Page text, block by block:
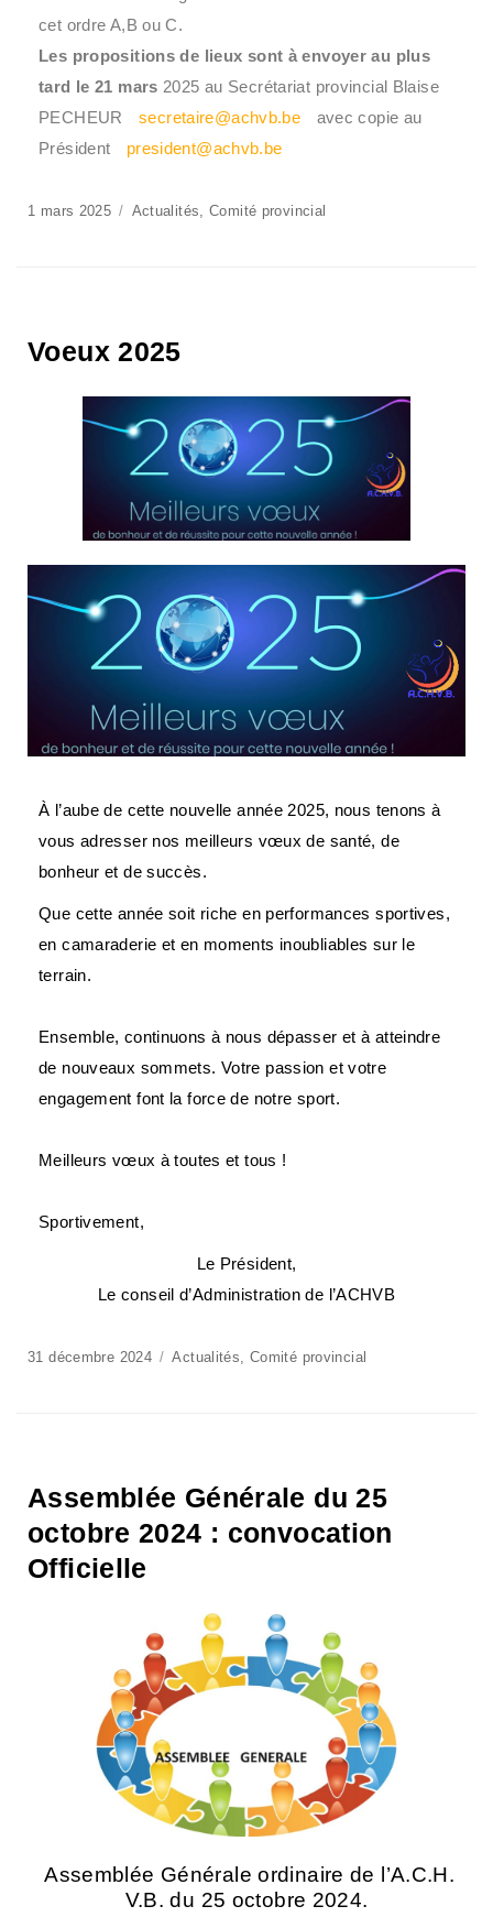
cet ordre A,B ou C.
Les propositions de lieux sont à envoyer au plus
tard le 21 mars 2025 au Secrétariat provincial Blaise
PECHEUR
secretaire@achvb.be
avec copie au
Président
president@achvb.be
1 mars 2025 Actualités Comité provincial
Voeux 2025
À l’aube de cette nouvelle année 2025, nous tenons à
vous adresser nos meilleurs vœux de santé, de
bonheur et de succès.
Que cette année soit riche en performances sportives,
en camaraderie et en moments inoubliables sur le
terrain.
Ensemble, continuons à nous dépasser et à atteindre
de nouveaux sommets. Votre passion et votre
engagement font la force de notre sport.
Meilleurs vœux à toutes et tous !
Sportivement,
Le Président,
Le conseil d’Administration de l’ACHVB
31 décembre 2024 Actualités, Comité provincial
Assemblée Générale du 25
octobre 2024 : convocation
Officielle
Assemblée Générale ordinaire de l’A.C.H.
V.B. du 25 octobre 2024.